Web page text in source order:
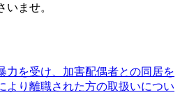
ませ。
力を受け、加害配偶者との同居を
より離職された方の取扱いについ